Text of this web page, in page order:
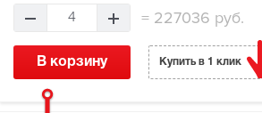
4 = 227036 руб.
В корзину Купить в 1 клик